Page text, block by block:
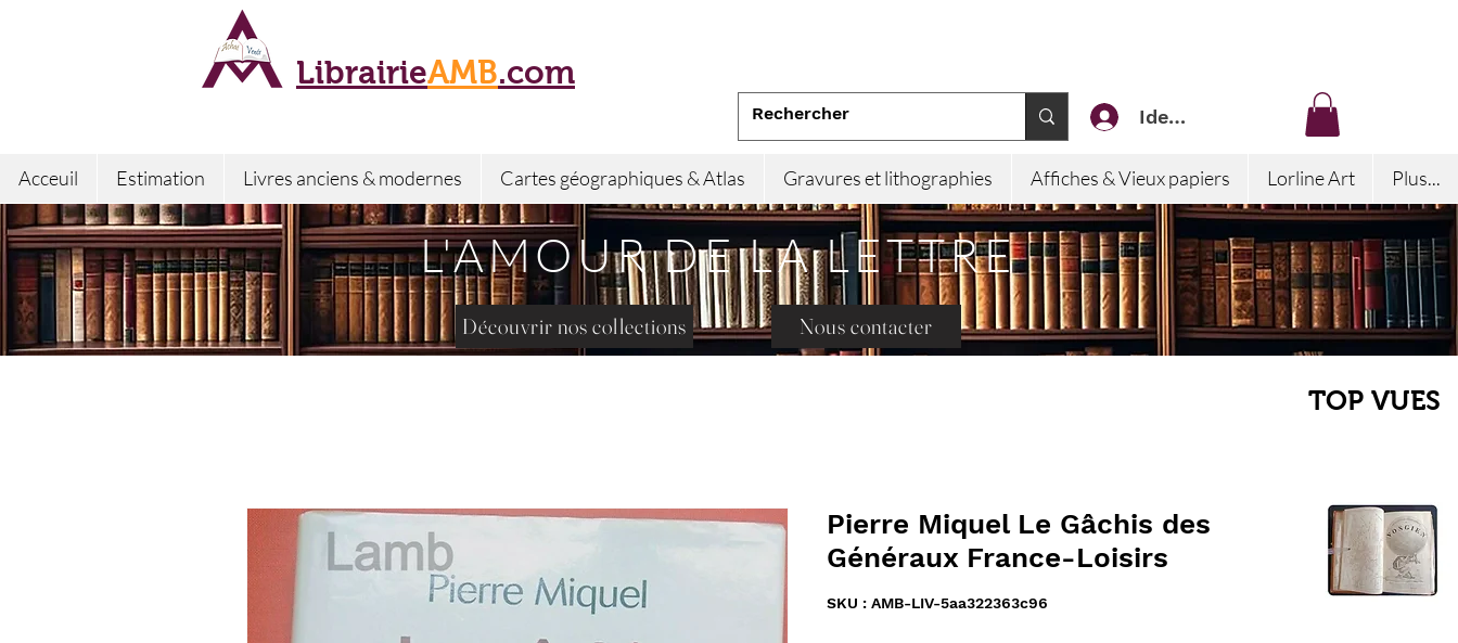
LibrairieAMB.com
Identifiez-vous
Acceuil Estimation Livres anciens & modernes Cartes géographiques & Atlas Gravures et lithographies Affiches & Vieux papiers Lorline Art Plus...
L'AMOUR DE LA LETTRE
Découvrir nos collections Nous contacter
Pierre Miquel Le Gâchis des
Généraux France-Loisirs
SKU : AMB-LIV-5aa322363c96
TOP VUES